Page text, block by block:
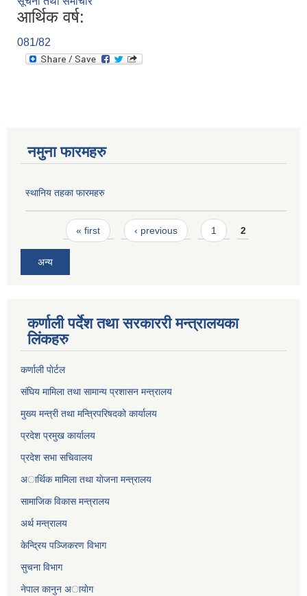
आर्थिक वर्ष:
081/82
नमुना फारमहरु
स्थानिय तहका फारमहरु
Pages« first ‹ previous 1 2
अन्य
कर्णाली पर्देश तथा सरकाररी मन्त्रालयका
लिंकहरु
कर्णाली पाेर्टल
संघिय मामिला तथा सामान्य प्रशासन मन्त्रालय
मुख्य मन्त्री तथा मन्त्रिपरिषदको कार्यालय
प्रदेश प्रमुख कार्यालय
प्रदेश सभा सचिवालय
अार्थिक मामिला तथा याेजना मन्त्रालय
सामाजिक विकास मन्त्रालय
अर्थ मन्त्रालय
केन्द्रिय पञ्जिकरण विभाग
सुचना विभाग
नेपाल कानुन अायाेग